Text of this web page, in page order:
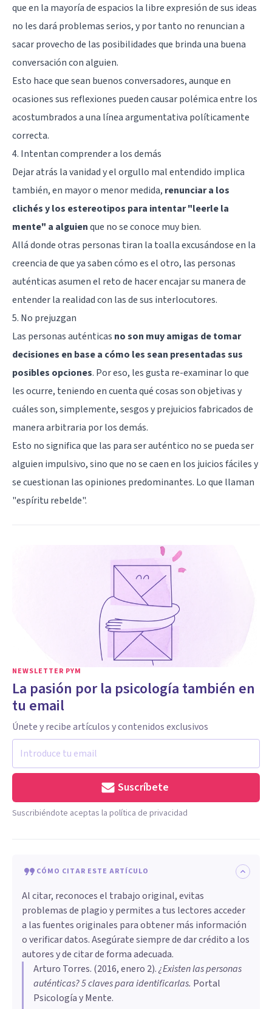
que en la mayoría de espacios la libre expresión de sus ideas
no les dará problemas serios, y por tanto no renuncian a
sacar provecho de las posibilidades que brinda una buena
conversación con alguien.
Esto hace que sean buenos conversadores, aunque en
ocasiones sus reflexiones pueden causar polémica entre los
acostumbrados a una línea argumentativa políticamente
correcta.
4. Intentan comprender a los demás
Dejar atrás la vanidad y el orgullo mal entendido implica
también, en mayor o menor medida, renunciar a los
clichés y los estereotipos para intentar "leerle la
mente" a alguienque no se conoce muy bien.
Allá donde otras personas tiran la toalla excusándose en la
creencia de que ya saben cómo es el otro, las personas
auténticas asumen el reto de hacer encajar su manera de
entender la realidad con las de sus interlocutores.
5. No prejuzgan
Las personas auténticas no son muy amigas de tomar
decisiones en base a cómo les sean presentadas sus
posibles opciones. Por eso, les gusta re-examinar lo que
les ocurre, teniendo en cuenta qué cosas son objetivas y
cuáles son, simplemente,sesgos y prejuiciosfabricados de
manera arbitraria por los demás.
Esto no significa que las para ser auténtico no se pueda ser
alguien impulsivo, sino que no se caen en los juicios fáciles y
se cuestionan las opiniones predominantes. Lo que llaman
"espíritu rebelde".
NEWSLETTER PYM
La pasión por la psicología también en
tu email
Únete y recibe artículos y contenidos exclusivos
Suscríbete
Suscribiéndote aceptas la política de privacidad
CÓMO CITAR ESTE ARTÍCULO
Al citar, reconoces el trabajo original, evitas
problemas de plagio y permites a tus lectores acceder
a las fuentes originales para obtener más información
o verificar datos. Asegúrate siempre de dar crédito a los
autores y de citar de forma adecuada.
Arturo Torres. (2016, enero 2).​¿Existen las personas
auténticas? 5 claves para identificarlas. Portal
Psicología y Mente.